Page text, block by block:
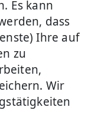
Es kann
dass
Ihre auf
zu
Wir